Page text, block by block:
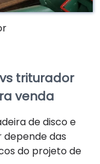
triturador
venda
de disco e
das
do projeto de